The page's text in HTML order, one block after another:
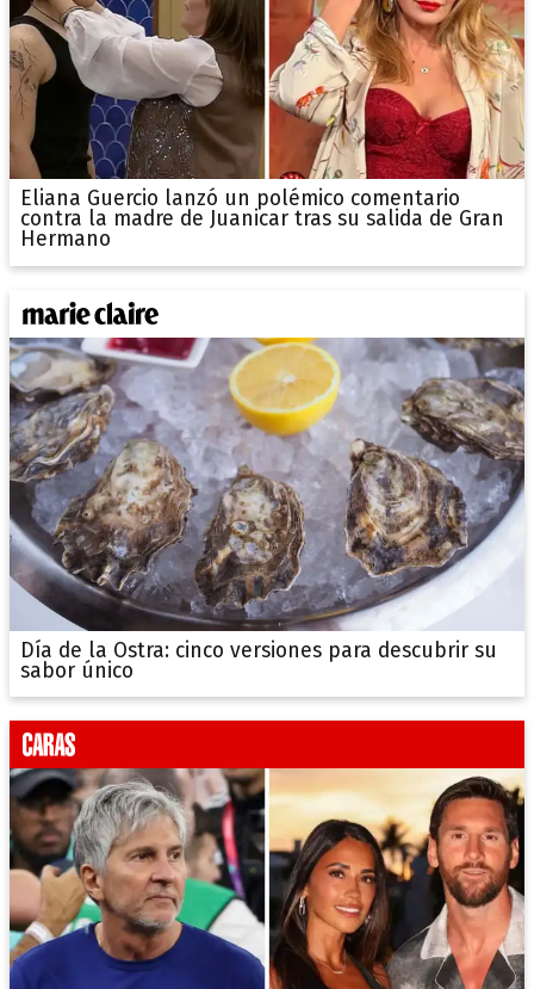
Eliana Guercio lanzó un polémico comentario
contra la madre de Juanicar tras su salida de Gran
Hermano
Día de la Ostra: cinco versiones para descubrir su
sabor único